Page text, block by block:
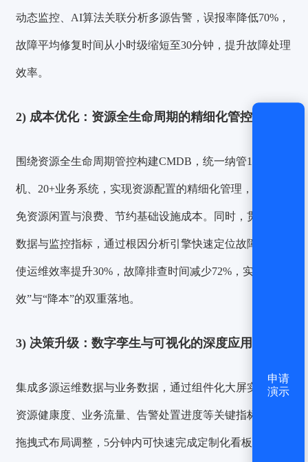
动态监控、AI算法关联分析多源告警，误报率降低70%，
故障平均修复时间从小时级缩短至30分钟，提升故障处理
效率。
2) 成本优化：资源全生命周期的精细化管控：
围绕资源全生命周期管控构建CMDB，统一纳管1700+主
机、20+业务系统，实现资源配置的精细化管理，有效避
免资源闲置与浪费、节约基础设施成本。同时，贯通配置
数据与监控指标，通过根因分析引擎快速定位故障根源，
使运维效率提升30%，故障排查时间减少72%，实现“提
效”与“降本”的双重落地。
3)决策升级：数字孪生与可视化的深度应用：
集成多源运维数据与业务数据，通过组件化大屏实时展示
资源健康度、业务流量、告警处置进度等关键指标，支持
拖拽式布局调整，5分钟内可快速完成定制化看板搭建。
申请
演示